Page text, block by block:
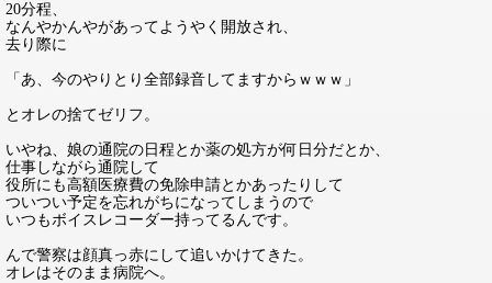
20分程、
なんやかんやがあってようやく開放され、
去り際に
「あ、今のやりとり全部録音してますからｗｗｗ」
とオレの捨てゼリフ。
いやね、娘の通院の日程とか薬の処方が何日分だとか、
仕事しながら通院して
役所にも高額医療費の免除申請とかあったりして
ついつい予定を忘れがちになってしまうので
いつもボイスレコーダー持ってるんです。
んで警察は顔真っ赤にして追いかけてきた。
オレはそのまま病院へ。